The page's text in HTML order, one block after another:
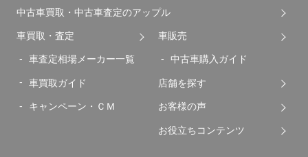
中古車買取・中古車査定のアップル
車買取・査定
車査定相場メーカー一覧
車買取ガイド
キャンペーン・ＣＭ
車販売
中古車購入ガイド
店舗を探す
お客様の声
お役立ちコンテンツ